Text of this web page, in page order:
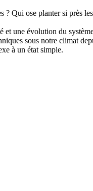
Qui ose planter si près
une évolution du
sous notre climat
à un état simple.